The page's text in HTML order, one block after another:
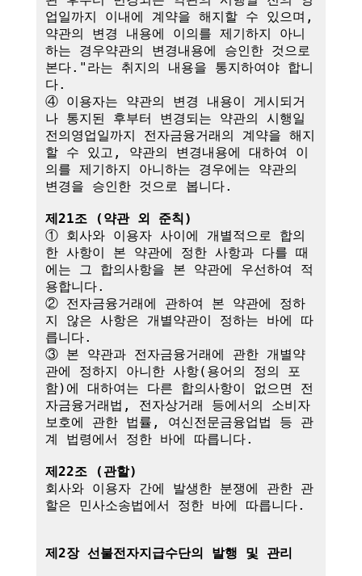
업일까지 이내에 계약을 해지할 수 있으며,
약관의 변경 내용에 이의를 제기하지 아니
하는 경우약관의 변경내용에 승인한 것으로
본다."라는 취지의 내용을 통지하여야 합니
다.
④ 이용자는 약관의 변경 내용이 게시되거
나 통지된 후부터 변경되는 약관의 시행일
전의영업일까지 전자금융거래의 계약을 해지
할 수 있고, 약관의 변경내용에 대하여 이
의를 제기하지 아니하는 경우에는 약관의
변경을 승인한 것으로 봅니다.
제21조 (약관 외 준칙)
① 회사와 이용자 사이에 개별적으로 합의
한 사항이 본 약관에 정한 사항과 다를 때
에는 그 합의사항을 본 약관에 우선하여 적
용합니다.
② 전자금융거래에 관하여 본 약관에 정하
지 않은 사항은 개별약관이 정하는 바에 따
릅니다.
③ 본 약관과 전자금융거래에 관한 개별약
관에 정하지 아니한 사항(용어의 정의 포
함)에 대하여는 다른 합의사항이 없으면 전
자금융거래법, 전자상거래 등에서의 소비자
보호에 관한 법률, 여신전문금융업법 등 관
계 법령에서 정한 바에 따릅니다.
제22조 (관할)
회사와 이용자 간에 발생한 분쟁에 관한 관
할은 민사소송법에서 정한 바에 따릅니다.
제2장 선불전자지급수단의 발행 및 관리